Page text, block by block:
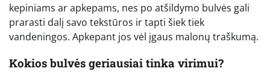
kepiniams ar apkepams, nes po atšildymo bulvės gali
prarasti dalį savo tekstūros ir tapti šiek tiek
vandeningos. Apkepant jos vėl įgaus malonų traškumą.
Kokios bulvės geriausiai tinka virimui?